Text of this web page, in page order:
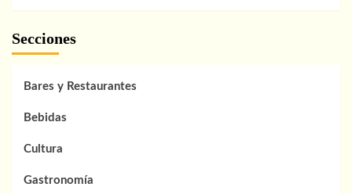
Secciones
Bares y Restaurantes
Bebidas
Cultura
Gastronomía